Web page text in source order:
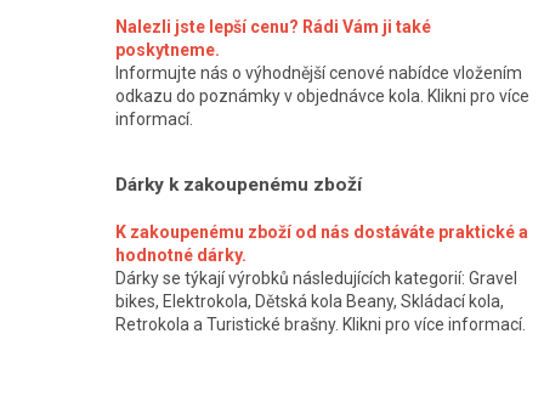
Nalezli jste lepší cenu? Rádi Vám ji také
poskytneme.
Informujte nás o výhodnější cenové nabídce vložením
odkazu do poznámky v objednávce kola. Klikni pro více
informací.
Dárky k zakoupenému zboží
K zakoupenému zboží od nás dostáváte praktické a
hodnotné dárky.
Dárky se týkají výrobků následujících kategorií: Gravel
bikes, Elektrokola, Dětská kola Beany, Skládací kola,
Retrokola a Turistické brašny. Klikni pro více informací.